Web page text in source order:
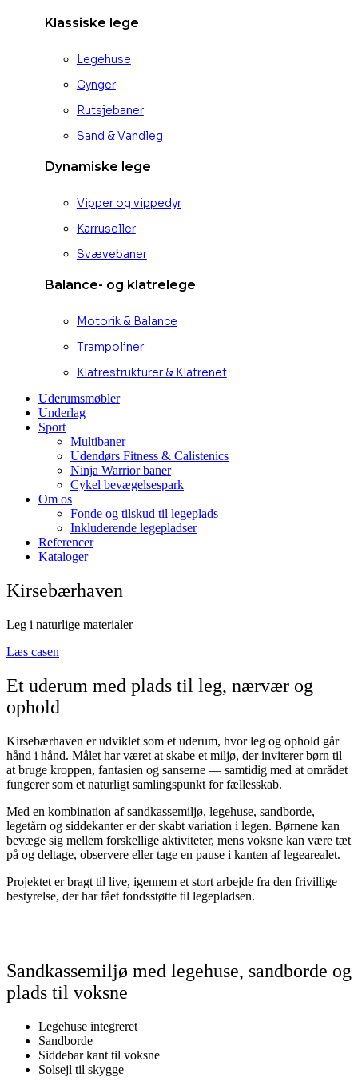
Klassiske lege
Legehuse
Gynger
Rutsjebaner
Sand & Vandleg
Dynamiske lege
Vipper og vippedyr
Karruseller
Svævebaner
Balance- og klatrelege
Motorik & Balance
Trampoliner
Klatrestrukturer & Klatrenet
Uderumsmøbler
Underlag
Sport
Multibaner
Udendørs Fitness & Calistenics
Ninja Warrior baner
Cykel bevægelsespark
Om os
Fonde og tilskud til legeplads
Inkluderende legepladser
Referencer
Kataloger
Kirsebærhaven
Leg i naturlige materialer
Læs casen
Et uderum med plads til leg, nærvær og
ophold
Kirsebærhaven er udviklet som et uderum, hvor leg og ophold går
hånd i hånd. Målet har været at skabe et miljø, der inviterer børn til
at bruge kroppen, fantasien og sanserne — samtidig med at området
fungerer som et naturligt samlingspunkt for fællesskab.
Med en kombination af sandkassemiljø, legehuse, sandborde,
legetårn og siddekanter er der skabt variation i legen. Børnene kan
bevæge sig mellem forskellige aktiviteter, mens voksne kan være tæt
på og deltage, observere eller tage en pause i kanten af legearealet.
Projektet er bragt til live, igennem et stort arbejde fra den frivillige
bestyrelse, der har fået fondsstøtte til legepladsen.
Sandkassemiljø med legehuse, sandborde og
plads til voksne
Legehuse integreret
Sandborde
Siddebar kant til voksne
Solsejl til skygge